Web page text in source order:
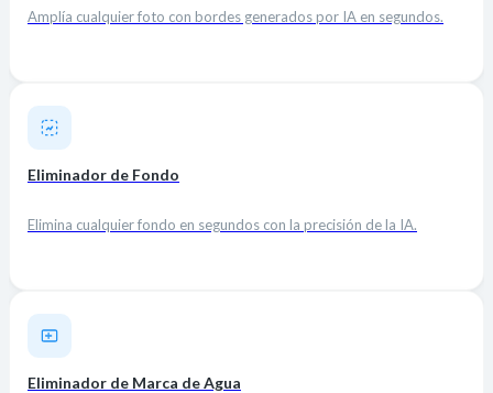
Amplía cualquier foto con bordes generados por IA en segundos.
Eliminador de Fondo
Elimina cualquier fondo en segundos con la precisión de la IA.
Eliminador de Marca de Agua